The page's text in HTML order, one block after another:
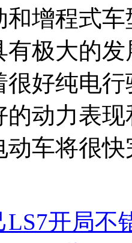
和增程式
极大的
很好纯电
的动力表
动车将很
LS7开局不